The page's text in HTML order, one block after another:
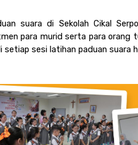
suara di Sekolah Cikal
para murid serta para orang
setiap sesi latihan paduan suara